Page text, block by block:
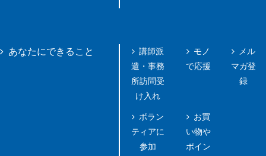
あなたにできること
講師派
遣・事務
所訪問受
け入れ
ボラン
ティアに
参加
モノ
で応援
お買
い物や
ポイン
メル
マガ登
録